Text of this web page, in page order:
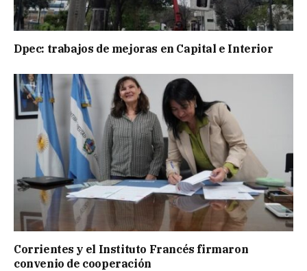
Dpec: trabajos de mejoras en Capital e Interior
Corrientes y el Instituto Francés firmaron
convenio de cooperación